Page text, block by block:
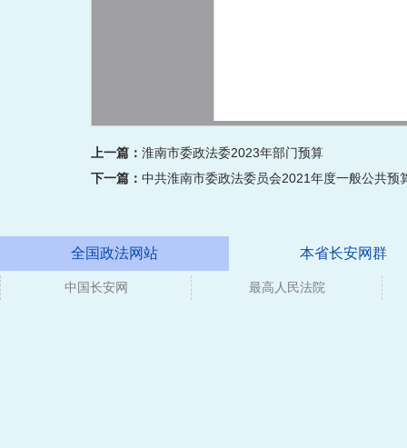
上一篇： 淮南市委政法委2023年部门预算
下一篇： 中共淮南市委政法委员会2021年度一般公共预
全国政法网站 本省长安网群
媒体
中国长安网 最高人民法院